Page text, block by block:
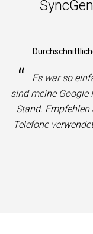
“
Es war so
sind meine Google
Stand. Empfehlen
Telefone